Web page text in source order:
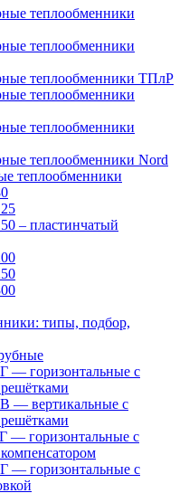
теплообменники
теплообменники
теплообменники ТПлР
теплообменники
теплообменники
теплообменники Nord
теплообменники
– пластинчатый
типы, подбор,
— горизонтальные с
— вертикальные с
— горизонтальные с
— горизонтальные с